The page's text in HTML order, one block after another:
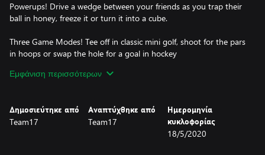
Powerups! Drive a wedge between your friends as you trap their
ball in honey, freeze it or turn it into a cube.
Three Game Modes! Tee off in classic mini golf, shoot for the pars
in hoops or swap the hole for a goal in hockey
Customisations! Turn the fairway into the runway, with stylish
Εμφάνιση περισσότερων
Δημοσιεύτηκε από
Team17
Αναπτύχθηκε από
Team17
Ημερομηνία
κυκλοφορίας
18/5/2020